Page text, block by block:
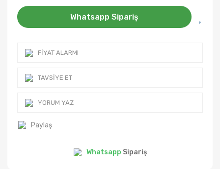
Whatsapp Sipariş
FIYAT ALARMI
TAVSIYE ET
YORUM YAZ
Paylaş
Whatsapp Sipariş